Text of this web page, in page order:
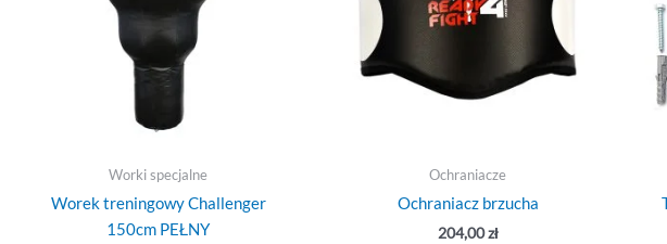
Worki specjalne
Worek treningowy Challenger
150cm PEŁNY
Ochraniacze
Ochraniacz brzucha
204,00zł